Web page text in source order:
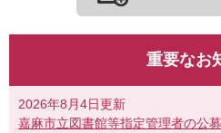
重要なお
2026年8月4日更新
嘉麻市立図書館等指定管理者の公